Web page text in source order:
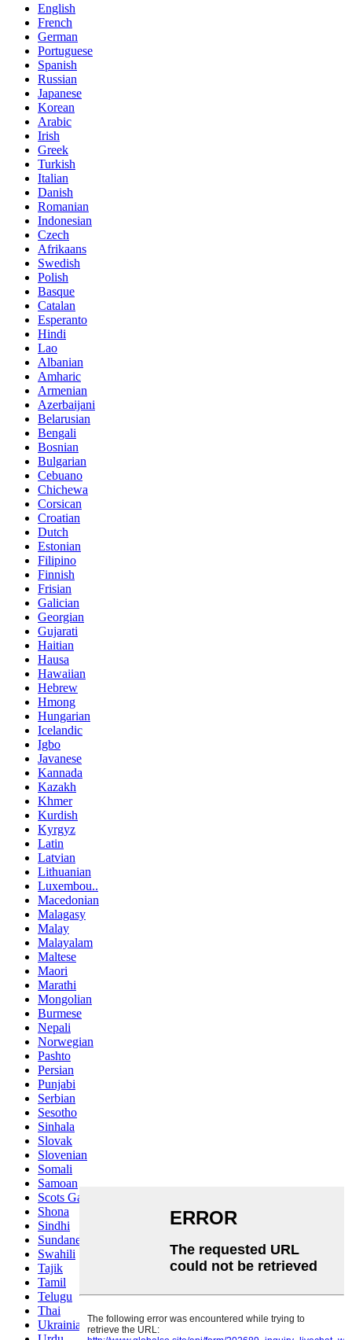
English
French
German
Portuguese
Spanish
Russian
Japanese
Korean
Arabic
Irish
Greek
Turkish
Italian
Danish
Romanian
Indonesian
Czech
Afrikaans
Swedish
Polish
Basque
Catalan
Esperanto
Hindi
Lao
Albanian
Amharic
Armenian
Azerbaijani
Belarusian
Bengali
Bosnian
Bulgarian
Cebuano
Chichewa
Corsican
Croatian
Dutch
Estonian
Filipino
Finnish
Frisian
Galician
Georgian
Gujarati
Haitian
Hausa
Hawaiian
Hebrew
Hmong
Hungarian
Icelandic
Igbo
Javanese
Kannada
Kazakh
Khmer
Kurdish
Kyrgyz
Latin
Latvian
Lithuanian
Luxembou..
Macedonian
Malagasy
Malay
Malayalam
Maltese
Maori
Marathi
Mongolian
Burmese
Nepali
Norwegian
Pashto
Persian
Punjabi
Serbian
Sesotho
Sinhala
Slovak
Slovenian
Somali
Samoan
Scots Gaelic
Shona
Sindhi
Sundanese
Swahili
Tajik
Tamil
Telugu
Thai
Ukrainian